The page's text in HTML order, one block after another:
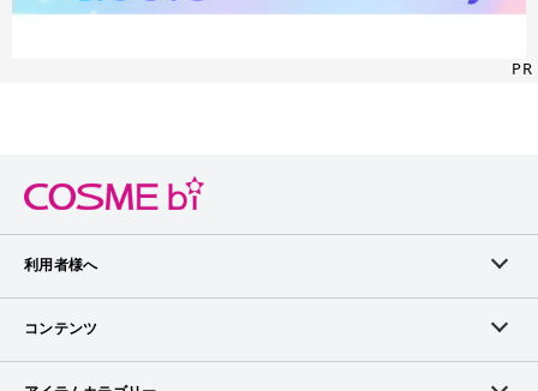
PR
利用者様へ
メンバーログイン
コンテンツ
ランキング